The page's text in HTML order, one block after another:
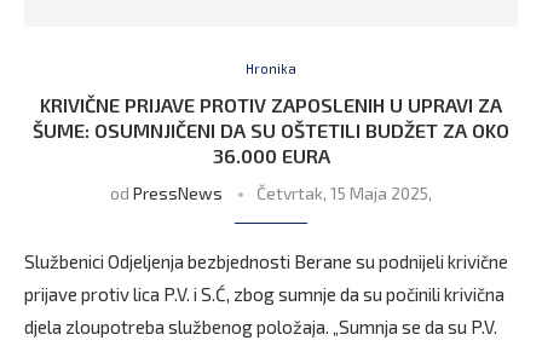
Hronika
KRIVIČNE PRIJAVE PROTIV ZAPOSLENIH U UPRAVI ZA
ŠUME: OSUMNJIČENI DA SU OŠTETILI BUDŽET ZA OKO
36.000 EURA
od PressNews Četvrtak, 15 Maja 2025,
Službenici Odjeljenja bezbjednosti Berane su podnijeli krivične
prijave protiv lica P.V. i S.Ć, zbog sumnje da su počinili krivična
djela zloupotreba službenog položaja. „Sumnja se da su P.V.